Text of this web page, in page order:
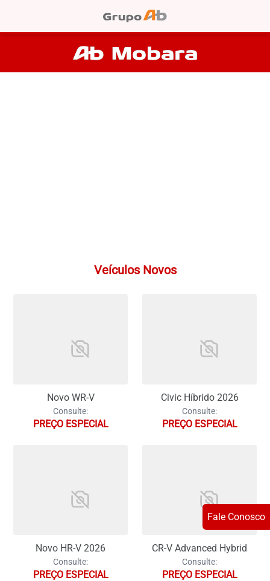
Veículos Novos
Novo WR-V
Consulte:
PREÇO ESPECIAL
Civic Híbrido 2026
Consulte:
PREÇO ESPECIAL
Novo HR-V 2026
Consulte:
PREÇO ESPECIAL
CR-V Advanced Hybrid
Consulte:
PREÇO ESPECIAL
Fale Conosco